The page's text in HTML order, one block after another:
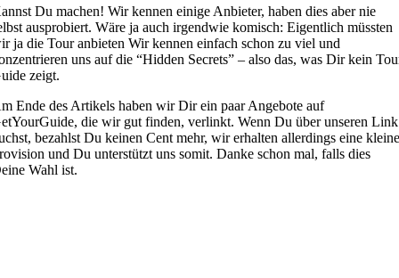
Du machen! Wir kennen einige Anbieter, haben dies aber nie
ausprobiert. Wäre ja auch irgendwie komisch: Eigentlich müssten
ja die Tour anbieten Wir kennen einfach schon zu viel und
uns auf die “Hidden Secrets” – also das, was Dir kein
zeigt.
Ende des Artikels haben wir Dir ein paar Angebote auf
die wir gut finden, verlinkt. Wenn Du über unseren Link
bezahlst Du keinen Cent mehr, wir erhalten allerdings eine
und Du unterstützt uns somit. Danke schon mal, falls dies
Wahl ist.